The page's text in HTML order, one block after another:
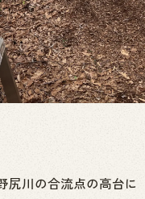
尻川の合流点の高台に